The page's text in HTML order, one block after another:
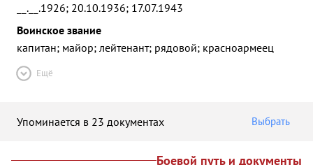
__.__.1926; 20.10.1936; 17.07.1943
Воинское звание
капитан; майор; лейтенант; рядовой; красноармеец
Ещё
Упоминается в 23 документах Выбрать
Боевой путь и документы